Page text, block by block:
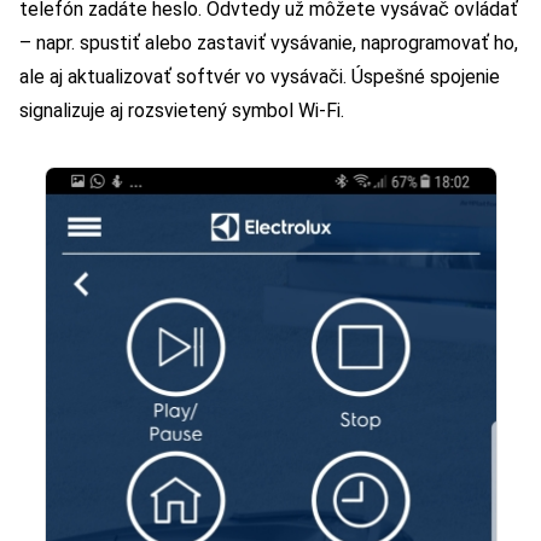
telefón zadáte heslo. Odvtedy už môžete vysávač ovládať
– napr. spustiť alebo zastaviť vysávanie, naprogramovať ho,
ale aj aktualizovať softvér vo vysávači. Úspešné spojenie
signalizuje aj rozsvietený symbol Wi-Fi.